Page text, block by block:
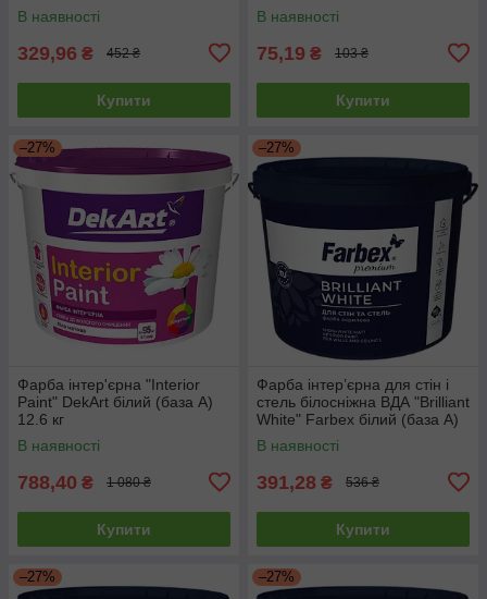
В наявності
329,96 ₴ 452 ₴
Купити
В наявності
75,19 ₴ 103 ₴
Купити
–27%
Фарба інтер'єрна "Interior
Paint" DekArt білий (база А)
12.6 кг
В наявності
788,40 ₴ 1 080 ₴
Купити
–27%
Фарба інтер’єрна для стін і
стель білосніжна ВДА "Brilliant
White" Farbex білий (база А)
4.2 кг
В наявності
391,28 ₴ 536 ₴
Купити
–27% –27%